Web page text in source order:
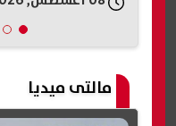
مالتى ميديا